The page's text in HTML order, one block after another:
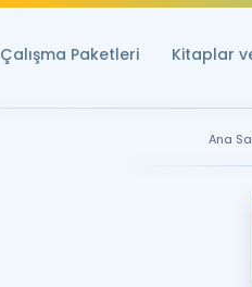
Çalışma Paketleri Kitaplar
Ana